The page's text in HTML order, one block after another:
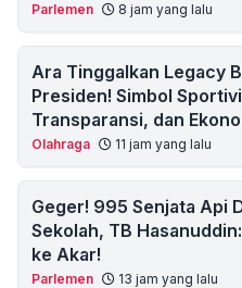
Parlemen 8 jam yang lalu
Ara Tinggalkan Legacy
Presiden! Simbol
Transparansi, dan
Olahraga 11 jam yang lalu
Geger! 995 Senjata Api
Sekolah, TB
ke Akar!
Parlemen 13 jam yang lalu